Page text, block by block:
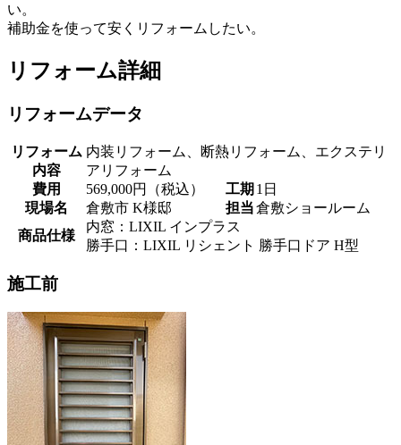
い。
補助金を使って安くリフォームしたい。
リフォーム詳細
リフォームデータ
リフォーム
内容
内装リフォーム、断熱リフォーム、エクステリ
アリフォーム
費用
569,000円（税込） 工期 1日
現場名
倉敷市 K様邸 担当倉敷ショールーム
商品仕様
内窓：LIXIL インプラス
勝手口：LIXIL リシェント 勝手口ドア H型
施工前